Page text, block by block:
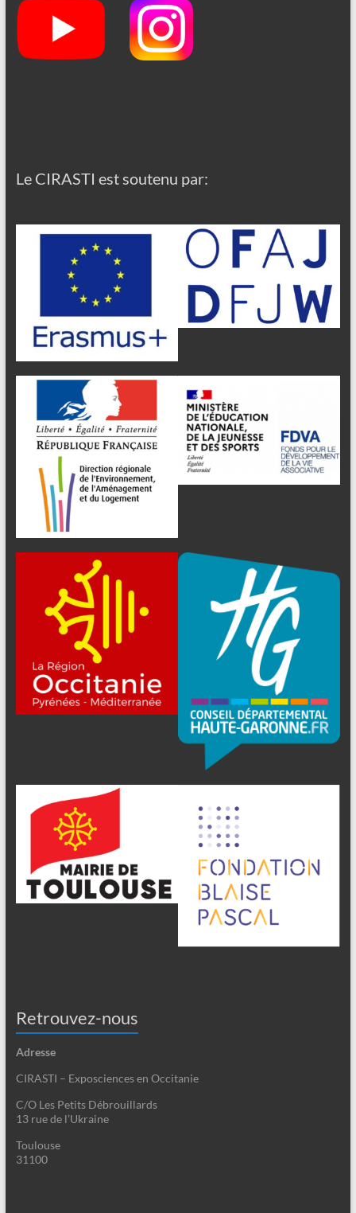
Le CIRASTI est soutenu par:
Retrouvez-nous
Adresse
CIRASTI – Exposciences en Occitanie
C/O Les Petits Débrouillards
13 rue de l’Ukraine
Toulouse
31100